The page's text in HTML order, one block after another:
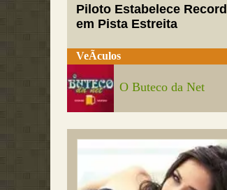
Piloto Estabelece
em Pista Estreita
VeÃ­culos
O Buteco da Net